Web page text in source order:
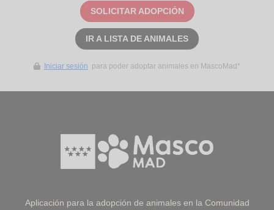
SOLICITAR ADOPCIÓN
IR A LISTA DE ANIMALES
Iniciar sesión para poder adoptar animales en MascoMad*
Aplicación para la adopción de animales en la Comunidad